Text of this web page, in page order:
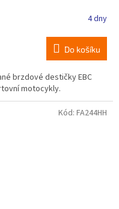
4 dny
Do košíku
brzdové destičky EBC
motocykly.
Kód: FA244HH